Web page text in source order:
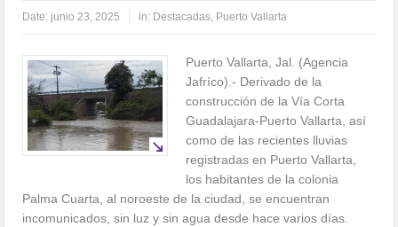
Date: junio 23, 2025 in: Destacadas, Puerto Vallarta
Puerto Vallarta, Jal. (Agencia
Jafríco).- Derivado de la
construcción de la Vía Corta
Guadalajara-Puerto Vallarta, así
como de las recientes lluvias
registradas en Puerto Vallarta,
los habitantes de la colonia
Palma Cuarta, al noroeste de la ciudad, se encuentran
incomunicados, sin luz y sin agua desde hace varios días.